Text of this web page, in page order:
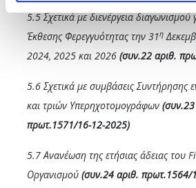
5.5 Σχετικά με διενέργεια διαγωνισμού
Έκθεσης Φερεγγυότητας την 31η
2024, 2025 και 2026 (συν.22 αριθ.
5.6 Σχετικά με συμβάσεις Συντήρησης
και τριών Υπερηχοτομογράφων (συν.23
πρωτ.1571/16-12-2025)
5.7 Ανανέωση της ετήσιας άδειας του
Οργανισμού (συν.24 αριθ. πρωτ.1564/